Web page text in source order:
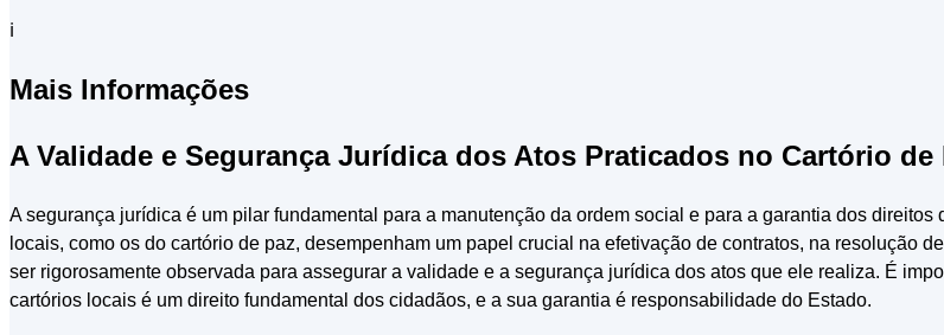
ℹ
Mais Informações
A Validade e Segurança Jurídica dos Atos Praticados no Cartório de
A segurança jurídica é um pilar fundamental para a manutenção da ordem social e para a garantia dos
locais, como os do cartório de paz, desempenham um papel crucial na efetivação de contratos, na resolução
ser rigorosamente observada para assegurar a validade e a segurança jurídica dos atos que ele realiza. É
cartórios locais é um direito fundamental dos cidadãos, e a sua garantia é responsabilidade do Estado.